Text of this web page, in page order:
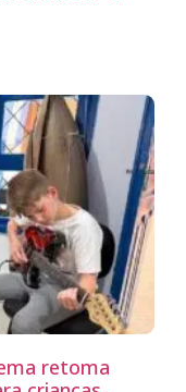
retoma